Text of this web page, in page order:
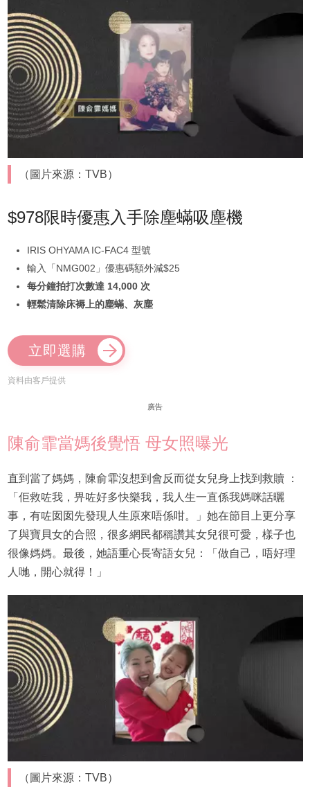
（圖片來源：TVB）
$978限時優惠入手除塵蟎吸塵機
IRIS OHYAMA IC-FAC4 型號
輸入「NMG002」優惠碼額外減$25
每分鐘拍打次數達 14,000 次
輕鬆清除床褥上的塵蟎、灰塵
立即選購
資料由客戶提供
廣告
陳俞霏當媽後覺悟 母女照曝光
直到當了媽媽，陳俞霏沒想到會反而從女兒身上找到救贖 ：
「佢救咗我，畀咗好多快樂我，我人生一直係我媽咪話曬
事，有咗囡囡先發現人生原來唔係咁。」她在節目上更分享
了與寶貝女的合照，很多網民都稱讚其女兒很可愛，樣子也
很像媽媽。最後，她語重心長寄語女兒：「做自己，唔好理
人哋，開心就得！」
（圖片來源：TVB）